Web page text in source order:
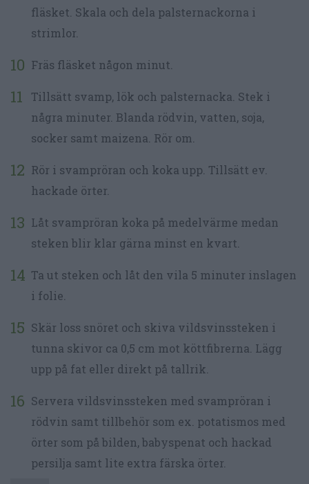
fläsket. Skala och dela palsternackorna i
strimlor.
Fräs fläsket någon minut.
Tillsätt svamp, lök och palsternacka. Stek i
några minuter. Blanda rödvin, vatten, soja,
socker samt maizena. Rör om.
Rör i svampröran och koka upp. Tillsätt ev.
hackade örter.
Låt svampröran koka på medelvärme medan
steken blir klar gärna minst en kvart.
Ta ut steken och låt den vila 5 minuter inslagen
i folie.
Skär loss snöret och skiva vildsvinssteken i
tunna skivor ca 0,5 cm mot köttfibrerna. Lägg
upp på fat eller direkt på tallrik.
Servera vildsvinssteken med svampröran i
rödvin samt tillbehör som ex. potatismos med
örter som på bilden, babyspenat och hackad
persilja samt lite extra färska örter.